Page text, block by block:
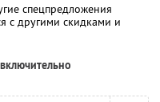
спецпредложения
с другими скидками и